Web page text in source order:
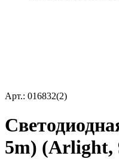
Арт.: 016832(2)
5m) (Arlight,